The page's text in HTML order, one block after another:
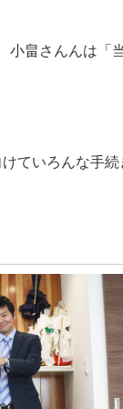
小畠さんんは「
ていろんな手続